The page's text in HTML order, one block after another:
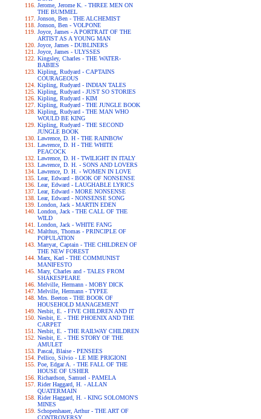
Jerome, Jerome K. - THREE MEN ON
THE BUMMEL
Jonson, Ben - THE ALCHEMIST
Jonson, Ben - VOLPONE
Joyce, James - A PORTRAIT OF THE
ARTIST AS A YOUNG MAN
Joyce, James - DUBLINERS
Joyce, James - ULYSSES
Kingsley, Charles - THE WATER-
BABIES
Kipling, Rudyard - CAPTAINS
COURAGEOUS
Kipling, Rudyard - INDIAN TALES
Kipling, Rudyard - JUST SO STORIES
Kipling, Rudyard - KIM
Kipling, Rudyard - THE JUNGLE BOOK
Kipling, Rudyard - THE MAN WHO
WOULD BE KING
Kipling, Rudyard - THE SECOND
JUNGLE BOOK
Lawrence, D. H - THE RAINBOW
Lawrence, D. H - THE WHITE
PEACOCK
Lawrence, D. H - TWILIGHT IN ITALY
Lawrence, D. H. - SONS AND LOVERS
Lawrence, D. H. - WOMEN IN LOVE
Lear, Edward - BOOK OF NONSENSE
Lear, Edward - LAUGHABLE LYRICS
Lear, Edward - MORE NONSENSE
Lear, Edward - NONSENSE SONG
London, Jack - MARTIN EDEN
London, Jack - THE CALL OF THE
WILD
London, Jack - WHITE FANG
Malthus, Thomas - PRINCIPLE OF
POPULATION
Marryat, Captain - THE CHILDREN OF
THE NEW FOREST
Marx, Karl - THE COMMUNIST
MANIFESTO
Mary, Charles and - TALES FROM
SHAKESPEARE
Melville, Hermann - MOBY DICK
Melville, Hermann - TYPEE
Mrs. Beeton - THE BOOK OF
HOUSEHOLD MANAGEMENT
Nesbit, E. - FIVE CHILDREN AND IT
Nesbit, E. - THE PHOENIX AND THE
CARPET
Nesbit, E. - THE RAILWAY CHILDREN
Nesbit, E. - THE STORY OF THE
AMULET
Pascal, Blaise - PENSEES
Pellico, Silvio - LE MIE PRIGIONI
Poe, Edgar A. - THE FALL OF THE
HOUSE OF USHER
Richardson, Samuel - PAMELA
Rider Haggard, H. - ALLAN
QUATERMAIN
Rider Haggard, H. - KING SOLOMON'S
MINES
Schopenhauer, Arthur - THE ART OF
CONTROVERSY